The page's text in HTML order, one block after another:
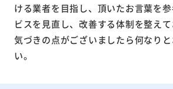
ける業者を目指し、頂いたお言葉を
ビスを見直し、改善する体制を整え
気づきの点がございましたら何なり
い。